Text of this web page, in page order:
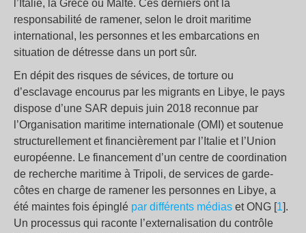
l’Italie, la Grèce ou Malte. Ces derniers ont la
responsabilité de ramener, selon le droit maritime
international, les personnes et les embarcations en
situation de détresse dans un port sûr.
En dépit des risques de sévices, de torture ou
d’esclavage encourus par les migrants en Libye, le pays
dispose d’une SAR depuis juin 2018 reconnue par
l’Organisation maritime internationale (OMI) et soutenue
structurellement et financièrement par l’Italie et l’Union
européenne. Le financement d’un centre de coordination
de recherche maritime à Tripoli, de services de garde-
côtes en charge de ramener les personnes en Libye, a
été maintes fois épinglé par différents médias et ONG [1].
Un processus qui raconte l’externalisation du contrôle